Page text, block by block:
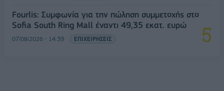
Fourlis: Συμφωνία για την πώληση συμμετοχής στο
Sofia South Ring Mall έναντι 49,35 εκατ. ευρώ
07/08/2026 - 14:39 ΕΠΙΧΕΙΡΗΣΕΙΣ